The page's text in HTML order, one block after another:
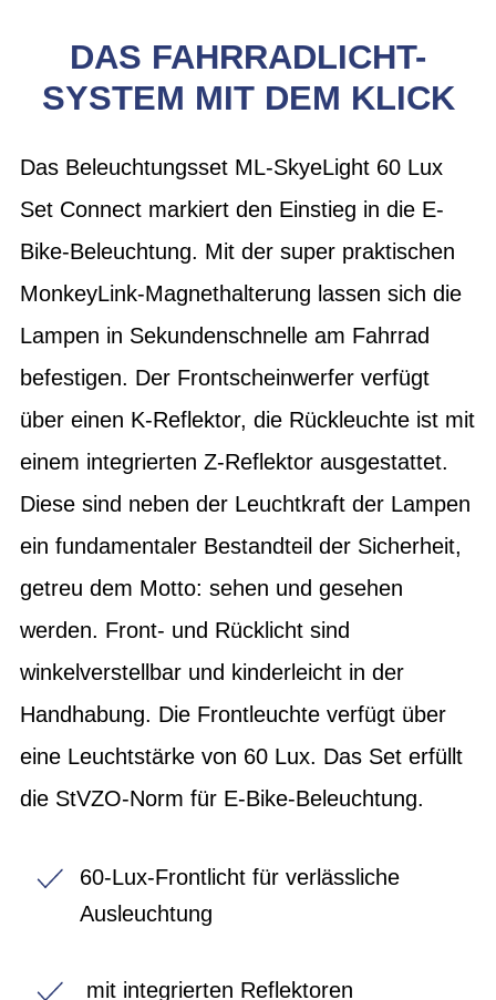
DAS FAHRRADLICHT-
SYSTEM MIT DEM KLICK
Das Beleuchtungsset ML-SkyeLight 60 Lux
Set Connect markiert den Einstieg in die E-
Bike-Beleuchtung. Mit der super praktischen
MonkeyLink-Magnethalterung lassen sich die
Lampen in Sekundenschnelle am Fahrrad
befestigen. Der Frontscheinwerfer verfügt
über einen K-Reflektor, die Rückleuchte ist mit
einem integrierten Z-Reflektor ausgestattet.
Diese sind neben der Leuchtkraft der Lampen
ein fundamentaler Bestandteil der Sicherheit,
getreu dem Motto: sehen und gesehen
werden. Front- und Rücklicht sind
winkelverstellbar und kinderleicht in der
Handhabung. Die Frontleuchte verfügt über
eine Leuchtstärke von 60 Lux. Das Set erfüllt
die StVZO-Norm für E-Bike-Beleuchtung.
60-Lux-Frontlicht für verlässliche
Ausleuchtung
mit integrierten Reflektoren